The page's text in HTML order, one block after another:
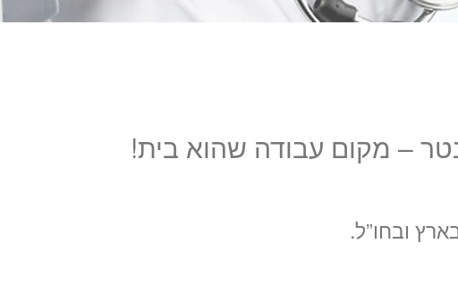
– מקום עבודה שהוא בית!
ובחו”ל.